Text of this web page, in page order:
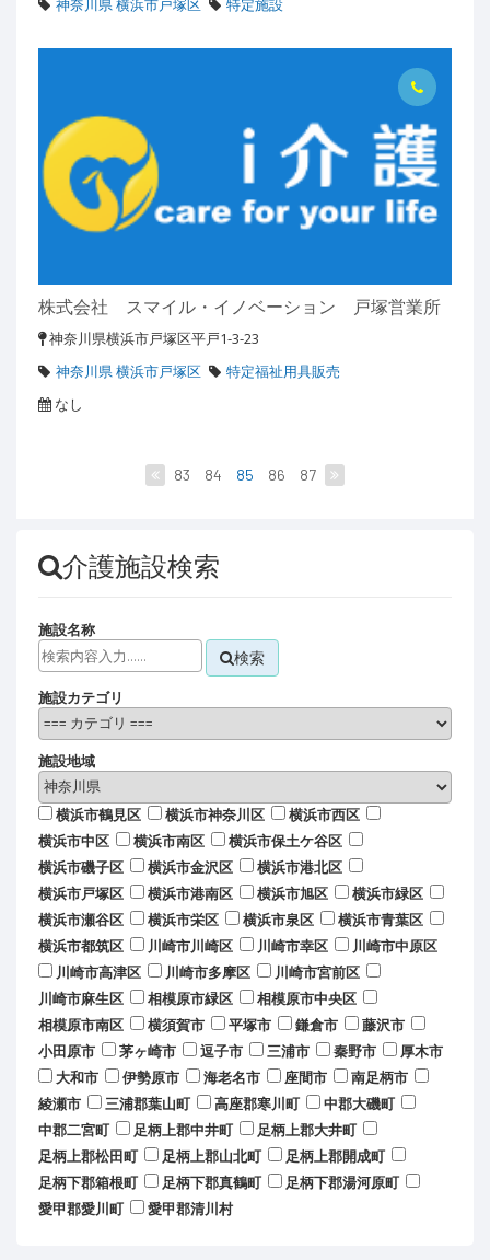
神奈川県 横浜市戸塚区
特定施設
株式会社 スマイル・イノベーション 戸塚営業所
神奈川県横浜市戸塚区平戸1-3-23
神奈川県 横浜市戸塚区
特定福祉用具販売
なし
83 84 85 86 87
介護施設検索
施設名称
検索
施設カテゴリ
施設地域
横浜市鶴見区 横浜市神奈川区
横浜市西区
横浜市中区
横浜市南区
横浜市保土ケ谷区
横浜市磯子区
横浜市金沢区
横浜市港北区
横浜市戸塚区
横浜市港南区 横浜市旭区
横浜市緑区
横浜市瀬谷区
横浜市栄区 横浜市泉区
横浜市青葉区
横浜市都筑区
川崎市川崎区 川崎市幸区
川崎市中原区
川崎市高津区
川崎市多摩区
川崎市宮前区
川崎市麻生区
相模原市緑区
相模原市中央区
相模原市南区
横須賀市 平塚市 鎌倉市
藤沢市
小田原市
茅ヶ崎市 逗子市 三浦市 秦野市
厚木市
大和市
伊勢原市 海老名市 座間市
南足柄市
綾瀬市
三浦郡葉山町 高座郡寒川町
中郡大磯町
中郡二宮町
足柄上郡中井町
足柄上郡大井町
足柄上郡松田町
足柄上郡山北町
足柄上郡開成町
足柄下郡箱根町
足柄下郡真鶴町
足柄下郡湯河原町
愛甲郡愛川町
愛甲郡清川村